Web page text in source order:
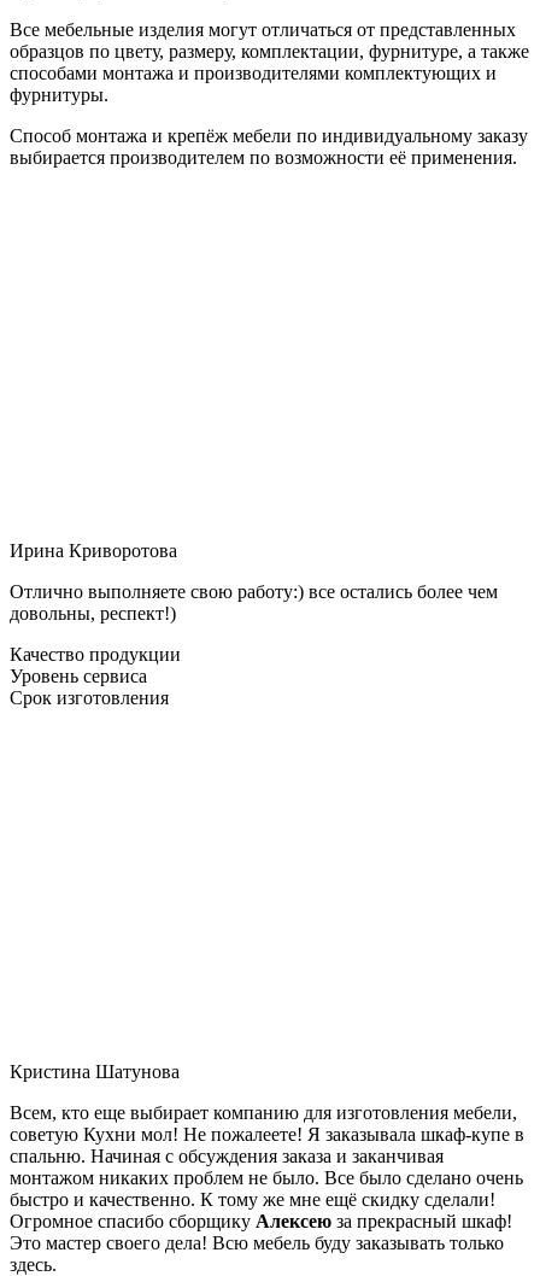
Все мебельные изделия могут отличаться от представленных
образцов по цвету, размеру, комплектации, фурнитуре, а также
способами монтажа и производителями комплектующих и
фурнитуры.
Способ монтажа и крепёж мебели по индивидуальному заказу
выбирается производителем по возможности её применения.
Ирина Криворотова
Отлично выполняете свою работу:) все остались более чем
довольны, респект!)
Качество продукции
Уровень сервиса
Срок изготовления
Кристина Шатунова
Всем, кто еще выбирает компанию для изготовления мебели,
советую Кухни мол! Не пожалеете! Я заказывала шкаф-купе в
спальню. Начиная с обсуждения заказа и заканчивая
монтажом никаких проблем не было. Все было сделано очень
быстро и качественно. К тому же мне ещё скидку сделали!
Огромное спасибо сборщику Алексею за прекрасный шкаф!
Это мастер своего дела! Всю мебель буду заказывать только
здесь.